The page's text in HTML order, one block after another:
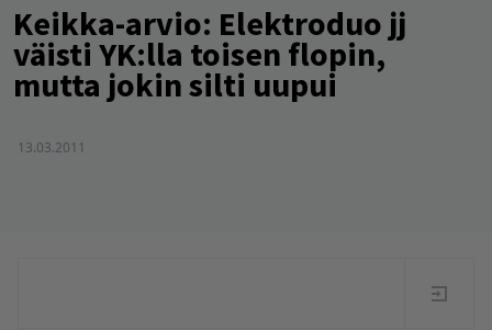
Keikka-arvio: Elektroduo jj
väisti YK:lla toisen flopin,
mutta jokin silti uupui
13.03.2011